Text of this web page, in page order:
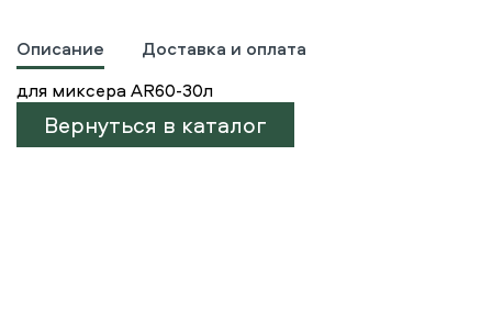
Описание
Доставка и оплата
для миксера AR60-30л
Вернуться в каталог